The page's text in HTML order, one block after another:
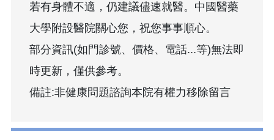
若有身體不適，仍建議儘速就醫。中國醫藥
大學附設醫院關心您，祝您事事順心。
部分資訊(如門診號、價格、電話...等)無法即
時更新，僅供參考。
備註:非健康問題諮詢本院有權力移除留言